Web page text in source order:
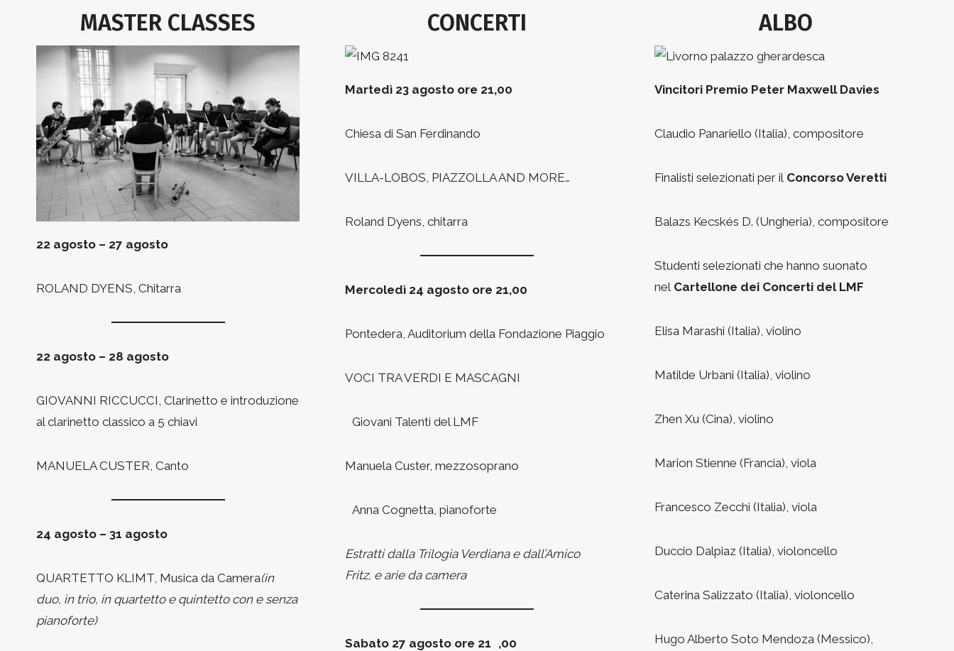
MASTER CLASSES
22 agosto – 27 agosto
ROLAND DYENS, Chitarra
22 agosto – 28 agosto
GIOVANNI RICCUCCI, Clarinetto e introduzione
al clarinetto classico a 5 chiavi
MANUELA CUSTER, Canto
24 agosto – 31 agosto
QUARTETTO KLIMT, Musica da Camera(in
duo, in trio, in quartetto e quintetto con e senza
pianoforte)
CONCERTI
Martedì 23 agosto ore 21,00
Chiesa di San Ferdinando
VILLA-LOBOS, PIAZZOLLA AND MORE…
Roland Dyens, chitarra
Mercoledì 24 agosto ore 21,00
Pontedera, Auditorium della Fondazione Piaggio
VOCI TRA VERDI E MASCAGNI
Giovani Talenti del LMF
Manuela Custer, mezzosoprano
Anna Cognetta, pianoforte
Estratti dalla Trilogia Verdiana e dall’Amico
Fritz, e arie da camera
Sabato 27 agosto ore 21 ,00
ALBO
Vincitori Premio Peter Maxwell Davies
Claudio Panariello (Italia), compositore
Finalisti selezionati per il Concorso Veretti
Balazs Kecskés D. (Ungheria), compositore
Studenti selezionati che hanno suonato
nel Cartellone dei Concerti del LMF
Elisa Marashi (Italia), violino
Matilde Urbani (Italia), violino
Zhen Xu (Cina), violino
Marion Stienne (Francia), viola
Francesco Zecchi (Italia), viola
Duccio Dalpiaz (Italia), violoncello
Caterina Salizzato (Italia), violoncello
Hugo Alberto Soto Mendoza (Messico),